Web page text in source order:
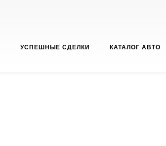
УСПЕШНЫЕ СДЕЛКИ КАТАЛОГ АВТО